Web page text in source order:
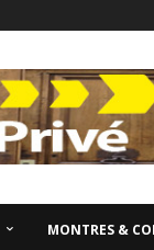
MONTRES &